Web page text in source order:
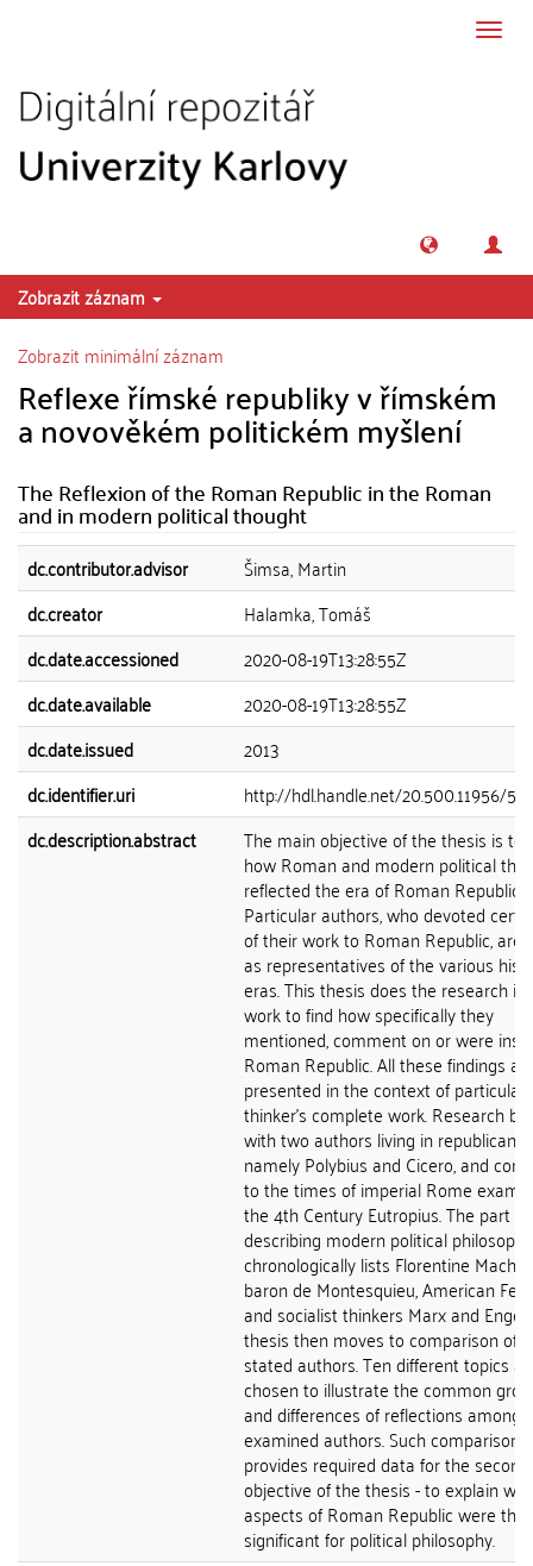
Zobrazit záznam
Zobrazit minimální záznam
Reflexe římské republiky v římském
a novověkém politickém myšlení
The Reflexion of the Roman Republic in the Roman
and in modern political thought
dc.contributor.advisor
Šimsa, Martin
dc.creator
Halamka, Tomáš
dc.date.accessioned
2020-08-19T13:28:55Z
dc.date.available
2020-08-19T13:28:55Z
dc.date.issued
2013
dc.identifier.uri
http://hdl.handle.net/20.500.11956/
dc.description.abstract
The main objective of the thesis is to
how Roman and modern political
reflected the era of Roman Republic.
Particular authors, who devoted
of their work to Roman Republic, are
as representatives of the various
eras. This thesis does the research
work to find how specifically they
mentioned, comment on or were
Roman Republic. All these findings
presented in the context of particular
thinker's complete work. Research
with two authors living in republican
namely Polybius and Cicero, and
to the times of imperial Rome
the 4th Century Eutropius. The part
describing modern political philosophy
chronologically lists Florentine
baron de Montesquieu, American
and socialist thinkers Marx and
thesis then moves to comparison of
stated authors. Ten different topics
chosen to illustrate the common
and differences of reflections among
examined authors. Such comparison
provides required data for the
objective of the thesis - to explain
aspects of Roman Republic were
significant for political philosophy.